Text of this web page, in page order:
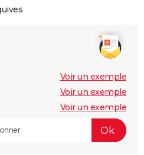
Voir un exemple
Voir un exemple
Voir un exemple